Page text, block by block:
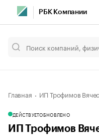
РБК Компании
Главная ИП Трофимов
ДЕЙСТВУЕТОБНОВЛЕНО
ИП Трофимов